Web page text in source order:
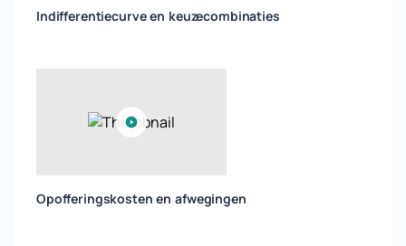
Indifferentiecurve en keuzecombinaties
Opofferingskosten en afwegingen